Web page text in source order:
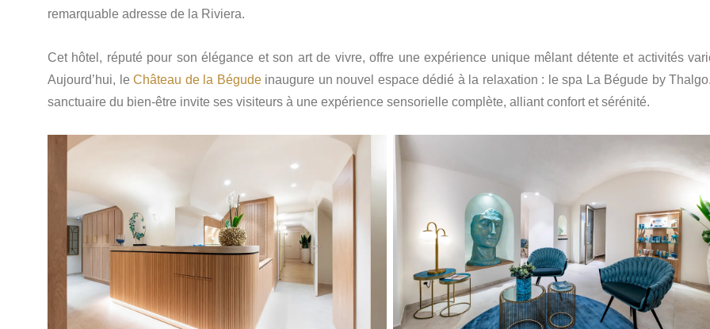
remarquable adresse de la Riviera.
Cet hôtel, réputé pour son élégance et son art de vivre, offre une expérience unique mêlant détente et activités
Aujourd’hui, leChâteau de la Bégudeinaugure un nouvel espace dédié à la relaxation : le spa La Bégude by
sanctuaire du bien-être invite ses visiteurs à une expérience sensorielle complète, alliant confort et sérénité.